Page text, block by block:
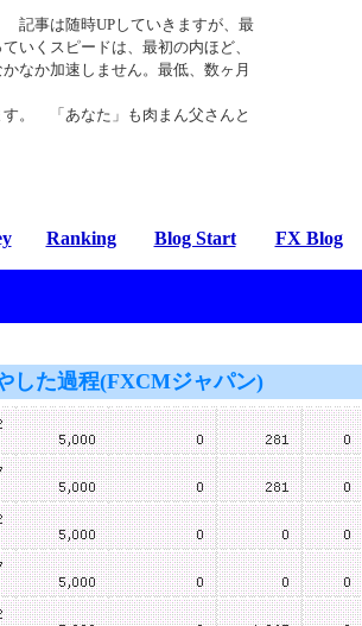
記事は随時UPしていきますが、最
いくスピードは、最初の内ほど、
なか加速しません。最低、数ヶ月
。 「あなた」も肉まん父さんと
Ranking Blog Start FX Blog
した過程(FXCMジャパン)